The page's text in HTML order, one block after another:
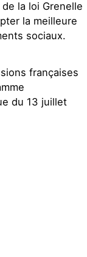
la loi Grenelle
la meilleure
sociaux.
françaises
du 13 juillet